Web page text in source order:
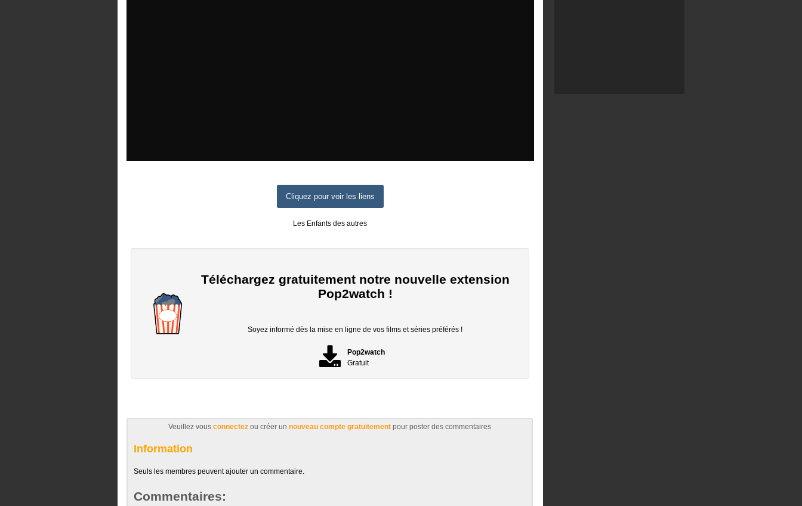
Cliquez pour voir les liens
Les Enfants des autres
Téléchargez gratuitement notre nouvelle extension
Pop2watch !
Soyez informé dès la mise en ligne de vos films et séries préférés !
Pop2watch
Gratuit
Veuillez vous connectez ou créer un nouveau compte gratuitement pour poster des commentaires
Information
Seuls les membres peuvent ajouter un commentaire.
Commentaires: